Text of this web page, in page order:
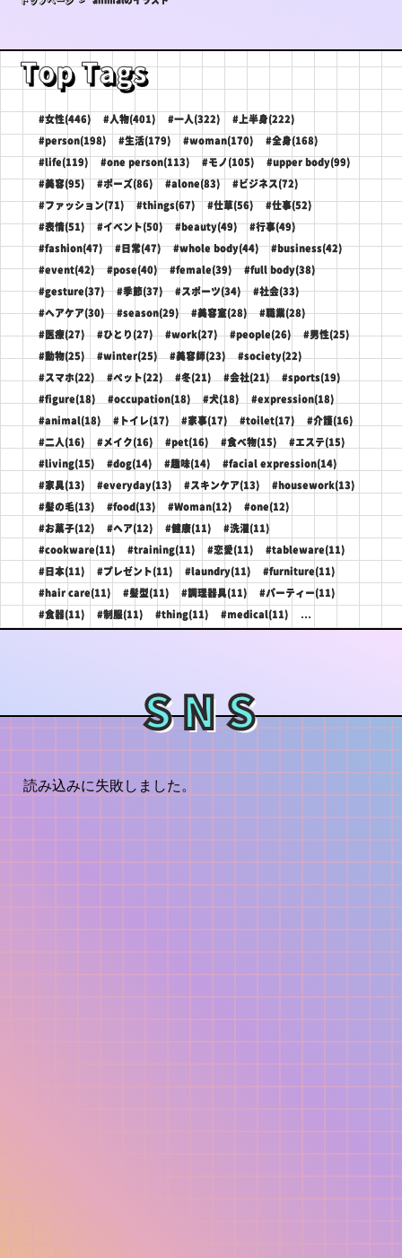
Top Tags
#女性(446) #人物(401) #一人(322) #上半身(222)
#person(198) #生活(179) #woman(170) #全身(168)
#life(119) #one person(113) #モノ(105) #upper body(99)
#美容(95) #ポーズ(86) #alone(83) #ビジネス(72)
#ファッション(71) #things(67) #仕草(56) #仕事(52)
#表情(51) #イベント(50) #beauty(49) #行事(49)
#fashion(47) #日常(47) #whole body(44) #business(42)
#event(42) #pose(40) #female(39) #full body(38)
#gesture(37) #季節(37) #スポーツ(34) #社会(33)
#ヘアケア(30) #season(29) #美容室(28) #職業(28)
#医療(27) #ひとり(27) #work(27) #people(26) #男性(25)
#動物(25) #winter(25) #美容師(23) #society(22)
#スマホ(22) #ペット(22) #冬(21) #会社(21) #sports(19)
#figure(18) #occupation(18) #犬(18) #expression(18)
#animal(18) #トイレ(17) #家事(17) #toilet(17) #介護(16)
#二人(16) #メイク(16) #pet(16) #食べ物(15) #エステ(15)
#living(15) #dog(14) #趣味(14) #facial expression(14)
#家具(13) #everyday(13) #スキンケア(13) #housework(13)
#髪の毛(13) #food(13) #Woman(12) #one(12)
#お菓子(12) #ヘア(12) #健康(11) #洗濯(11)
#cookware(11) #training(11) #恋愛(11) #tableware(11)
#日本(11) #プレゼント(11) #laundry(11) #furniture(11)
#hair care(11) #髪型(11) #調理器具(11) #パーティー(11)
#食器(11) #制服(11) #thing(11) #medical(11) ...
SNS
読み込みに失敗しました。